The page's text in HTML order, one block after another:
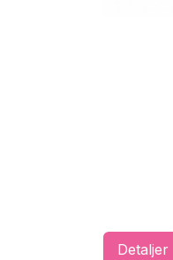
Detaljer